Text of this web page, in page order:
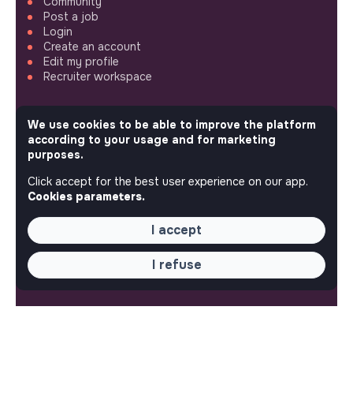
Post a job
Login
Create an account
Edit my profile
Recruiter workspace
Contact us
Frequently Asked Questions
Terms
SETTINGS
Languages or regions
We use cookies to be able to improve the platform
according to your usage and for marketing
purposes.
Click accept for the best user experience on our app.
Cookies parameters.
I accept
I refuse